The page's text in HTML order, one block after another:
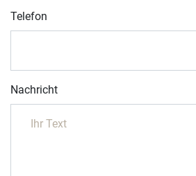
Telefon
Nachricht